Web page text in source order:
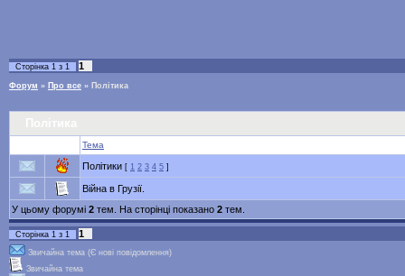
Сторінка 1 з 1 1
Форум » Про все » Політика
Тема
Політики [ 1 2 3 4 5 ]
Війна в Грузії.
У цьому форумі 2 тем. На сторінці показано 2 тем.
Сторінка 1 з 1 1
Звичайна тема (Є нові повідомлення)
Звичайна тема